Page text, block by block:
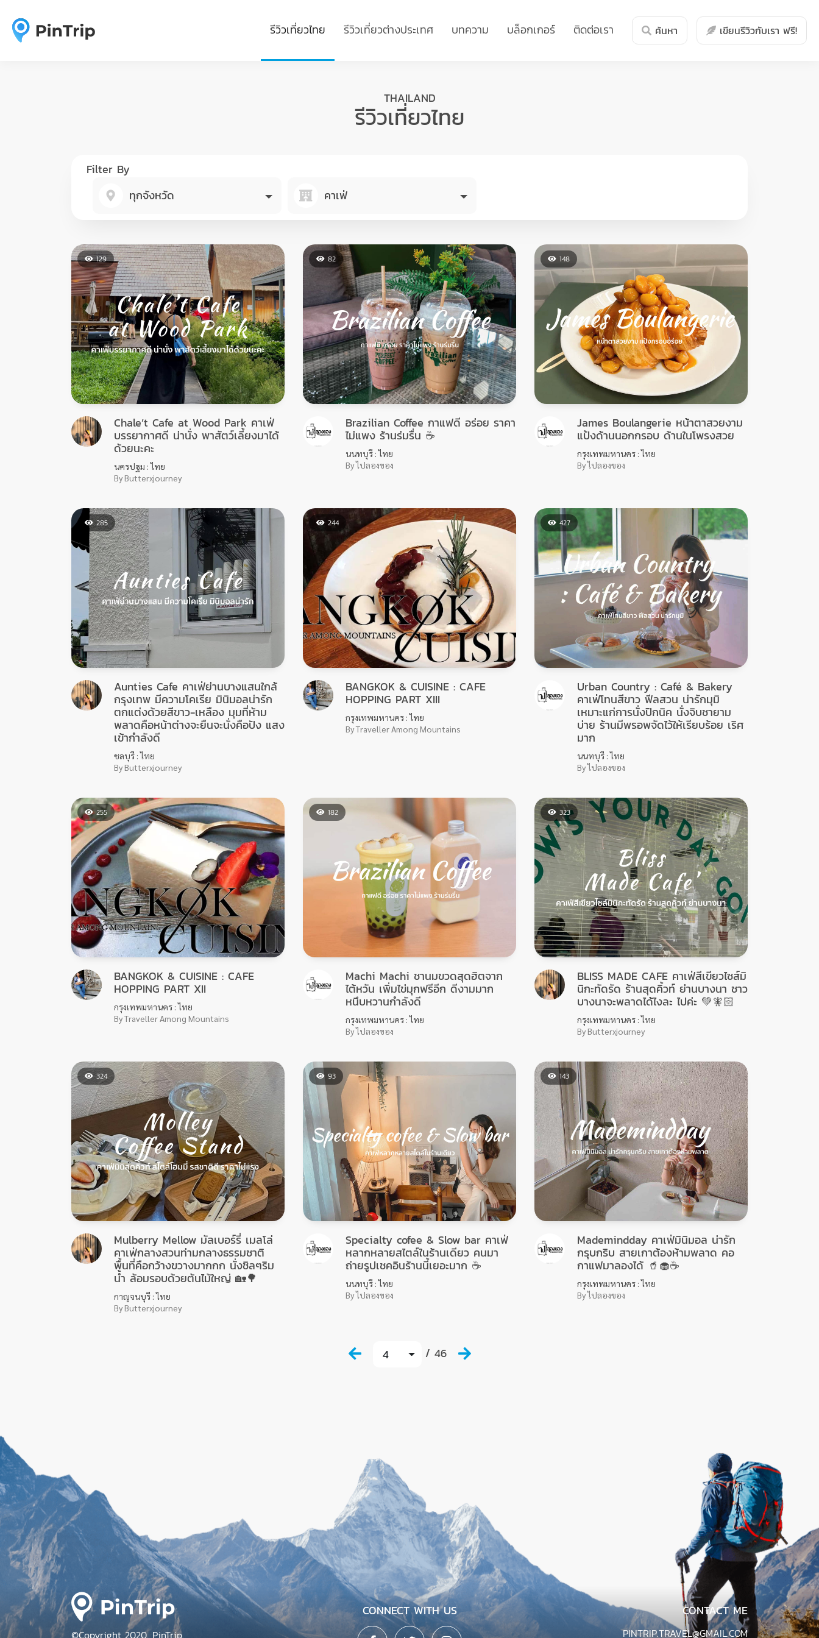
รีวิวเที่ยวไทย รีวิวเที่ยวต่างประเทศ บทความ บล็อกเกอร์ ติดต่อเรา ค้นหา เขียนรีวิวกับเรา ฟรี!
THAILAND
รีวิวเที่ยวไทย
Filter By
ทุกจังหวัด
คาเฟ่
129
Chale’t Cafe at Wood Park คาเฟ่
บรรยากาศดี น่านั่ง พาสัตว์เลี้ยงมาได้
ด้วยนะคะ
นครปฐม : ไทย
By Butterxjourney
82
Brazilian Coffee กาแฟดี อร่อย ราคา
ไม่แพง ร้านร่มรื่น ☕️
นนทบุรี : ไทย
By ไปลองของ
148
James Boulangerie หน้าตาสวยงาม
แป้งด้านนอกกรอบ ด้านในโพรงสวย
กรุงเทพมหานคร : ไทย
By ไปลองของ
285
Aunties Cafe คาเฟ่ย่านบางแสนใกล้
กรุงเทพ มีความโคเรีย มินิมอลน่ารัก
ตกแต่งด้วยสีขาว-เหลือง มุมที่ห้าม
พลาดคือหน้าต่างจะยืนจะนั่งคือปัง แสง
เข้ากำลังดี
ชลบุรี : ไทย
By Butterxjourney
244
BANGKOK & CUISINE : CAFE
HOPPING PART XIII
กรุงเทพมหานคร : ไทย
By Traveller Among Mountains
427
Urban Country : Café & Bakery
คาเฟ่โทนสีขาว ฟีลสวน น่ารักมุมิ
เหมาะแก่การนั่งปิกนิค นั่งจิบชายาม
บ่าย ร้านมีพรอพจัดไว้ให้เรียบร้อย เริศ
มาก
นนทบุรี : ไทย
By ไปลองของ
255
BANGKOK & CUISINE : CAFE
HOPPING PART XII
กรุงเทพมหานคร : ไทย
By Traveller Among Mountains
182
Machi Machi ชานมขวดสุดฮิตจาก
ไต้หวัน เพิ่มไข่มุกฟรีอีก ดีงามมาก
หนึบหวานกำลังดี
กรุงเทพมหานคร : ไทย
By ไปลองของ
323
BLISS MADE CAFE คาเฟ่สีเขียวไซส์มิ
นิกะทัดรัด ร้านสุดคิ้วท์ ย่านบางนา ชาว
บางนาจะพลาดได้ไงละ ไปค่ะ 💚🧚🏻
กรุงเทพมหานคร : ไทย
By Butterxjourney
324
Mulberry Mellow มัลเบอร์รี่ เมลโล่
คาเฟ่กลางสวนท่ามกลางธรรมชาติ
พื้นที่คือกว้างขวางมากกก นั่งชิลๆริม
น้ำ ล้อมรอบด้วยต้นไม้ใหญ่ 🏡🌳
กาญจนบุรี : ไทย
By Butterxjourney
93
Specialty cofee & Slow bar คาเฟ่
หลากหลายสไตล์ในร้านเดียว คนมา
ถ่ายรูปเชคอินร้านนี้เยอะมาก ☕️
นนทบุรี : ไทย
By ไปลองของ
143
Mademindday คาเฟ่มินิมอล น่ารัก
กรุบกริบ สายเกาต้องห้ามพลาด คอ
กาแฟมาลองได้ 🥤🧁☕️
กรุงเทพมหานคร : ไทย
By ไปลองของ
4 / 46
©Copyright 2020. PinTrip.
CONNECT WITH US CONTACT ME
PINTRIP.TRAVEL@GMAIL.COM